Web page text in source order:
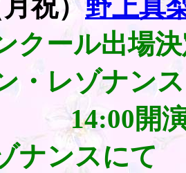
祝）野上真
クール出場
・レゾナン
演（開場
ナンスにて